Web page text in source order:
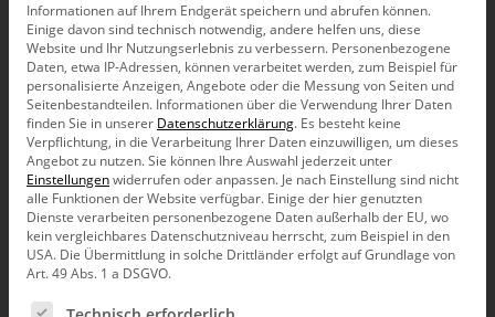
Programmierung
(13.04.2021)
13. April 2021, 14:00–16:00Uhr,Bissantz Campus (virtuell)
Informationen auf Ihrem Endgerät speichern und abrufen können.
Einige davon sind technisch notwendig, andere helfen uns, diese
Website und Ihr Nutzungserlebnis zu verbessern. Personenbezogene
Daten, etwa IP-Adressen, können verarbeitet werden, zum Beispiel für
personalisierte Anzeigen, Angebote oder die Messung von Seiten und
Seitenbestandteilen. Informationen über die Verwendung Ihrer Daten
finden Sie in unserer Datenschutzerklärung. Es besteht keine
Verpflichtung, in die Verarbeitung Ihrer Daten einzuwilligen, um dieses
Angebot zu nutzen.Sie können Ihre Auswahl jederzeit unter
Einstellungenwiderrufen oder anpassen. Je nach Einstellung sind nicht
alle Funktionen der Website verfügbar. Einige der hier genutzten
Dienste verarbeiten personenbezogene Daten außerhalb der EU, wo
kein vergleichbares Datenschutzniveau herrscht, zum Beispiel in den
USA. Die Übermittlung in solche Drittländer erfolgt auf Grundlage von
Art. 49 Abs. 1 a DSGVO.
Es folgt eine Liste der Service-Gruppen, für die eine